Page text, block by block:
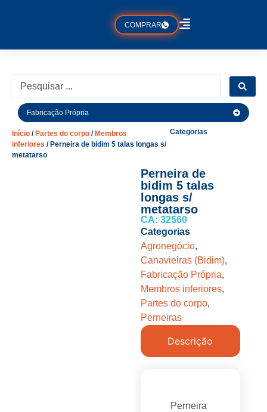
COMPRAR
Fabricação Própria
Início / Partes do corpo / Membros
inferiores / Perneira de bidim 5 talas longas s/
metatarso
Categorias
Perneira de
bidim 5 talas
longas s/
metatarso
CA: 32560
Categorias
Agronegócio,
Canavieiras (Bidim),
Fabricação Própria,
Membros inferiores,
Partes do corpo,
Perneiras
Descrição
Perneira